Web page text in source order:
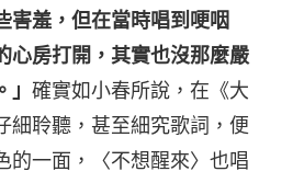
害羞，但在當時唱到哽咽
心房打開，其實也沒那麼嚴
確實如小春所說，在《大
細聆聽，甚至細究歌詞，便
的一面，〈不想醒來〉也唱